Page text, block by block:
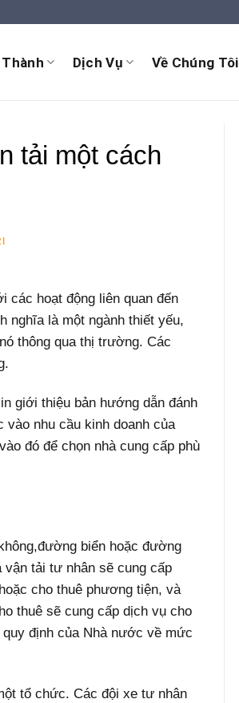
Dịch Vụ Về Chúng Tôi
tải một cách
các hoạt động liên quan đến
nghĩa là một ngành thiết yếu,
thông qua thị trường. Các
giới thiệu bản hướng dẫn đánh
vào nhu cầu kinh doanh của
đó để chọn nhà cung cấp phù
biển hoặc đường
vận tải tư nhân sẽ cung cấp
cho thuê phương tiện, và
thuê sẽ cung cấp dịch vụ cho
định của Nhà nước về mức
tổ chức. Các đội xe tư nhân